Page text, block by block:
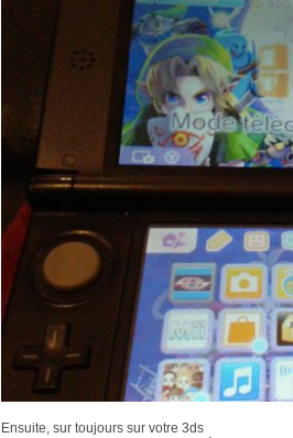
Ensuite, sur toujours sur votre 3ds